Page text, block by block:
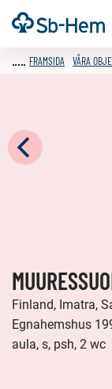
Till
innehållet
Framsida
FRAMSIDA VÅRA
Finland, Imatra,
Egnahemshus
aula, s, psh, 2 wc